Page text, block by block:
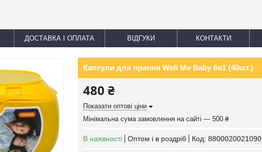
ДОСТАВКА І ОПЛАТА ВІДГУКИ КОНТАКТИ
Капсули для прання Well Me Baby 6в1 (40шт.)
480 ₴
Показати оптові ціни
Мінімальна сума замовлення на сайті — 500 ₴
В наявності Оптом і в роздріб Код: 8800020021090